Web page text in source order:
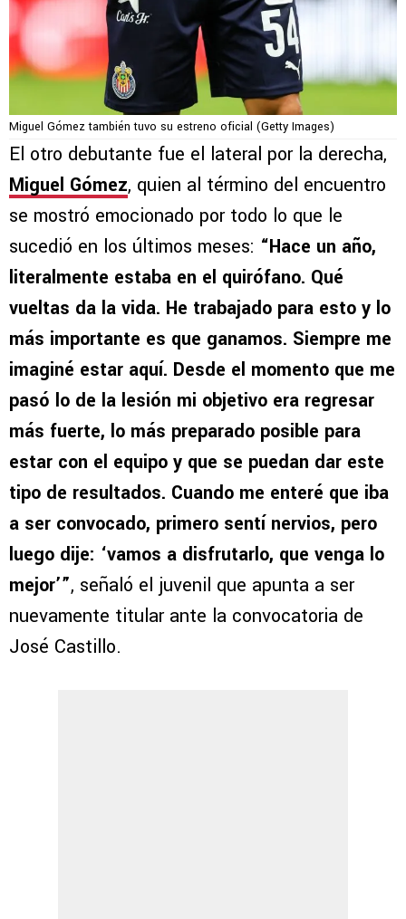
Miguel Gómez también tuvo su estreno oficial (Getty Images)
El otro debutante fue el lateral por la derecha,
Miguel Gómez, quien al término del encuentro
se mostró emocionado por todo lo que le
sucedió en los últimos meses: “Hace un año,
literalmente estaba en el quirófano. Qué
vueltas da la vida. He trabajado para esto y lo
más importante es que ganamos. Siempre me
imaginé estar aquí. Desde el momento que me
pasó lo de la lesión mi objetivo era regresar
más fuerte, lo más preparado posible para
estar con el equipo y que se puedan dar este
tipo de resultados. Cuando me enteré que iba
a ser convocado, primero sentí nervios, pero
luego dije: ‘vamos a disfrutarlo, que venga lo
mejor’”, señaló el juvenil que apunta a ser
nuevamente titular ante la convocatoria de
José Castillo.